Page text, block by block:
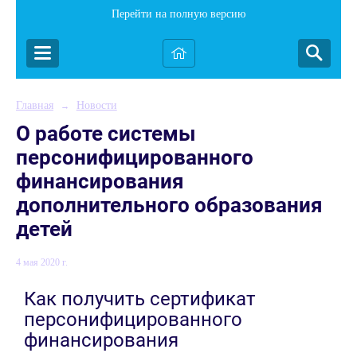
Перейти на полную версию
Главная → Новости
О работе системы
персонифицированного
финансирования
дополнительного образования
детей
4 мая 2020 г.
Как получить сертификат
персонифицированного
финансирования